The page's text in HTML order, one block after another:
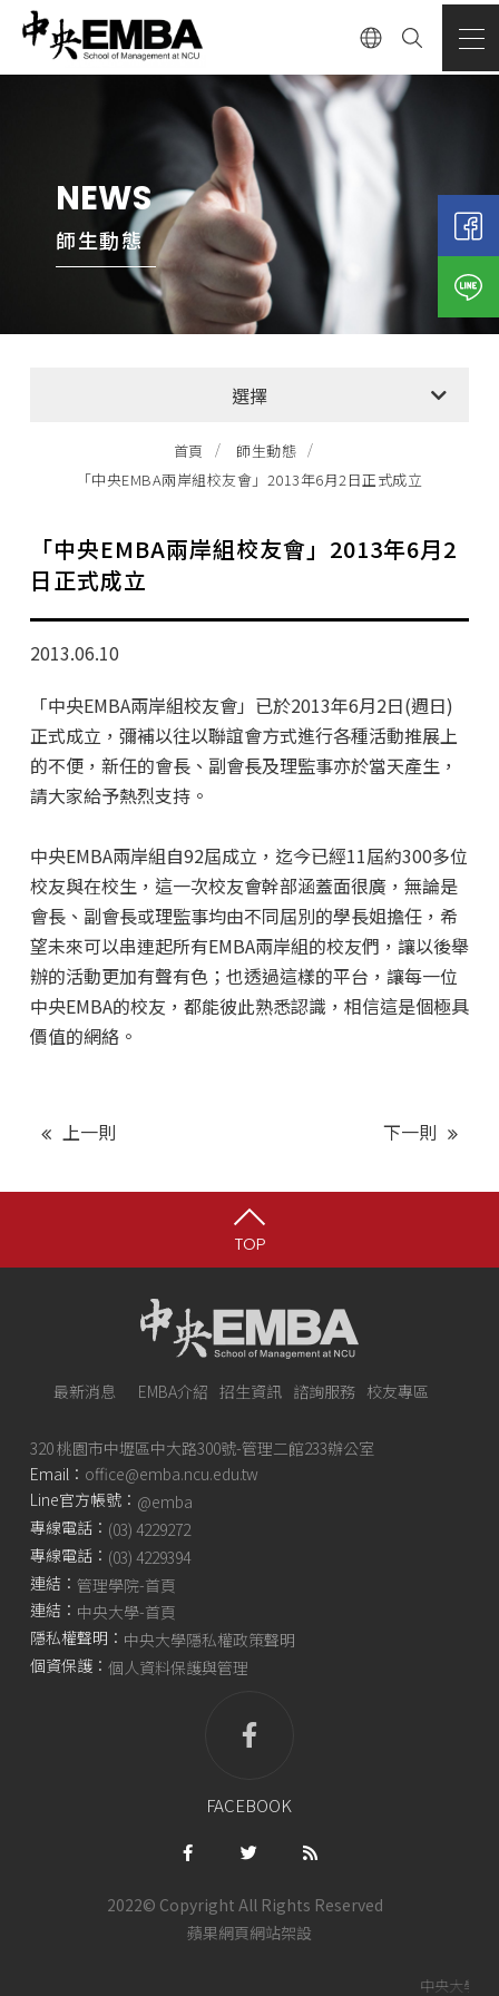
NEWS
師生動態
選擇
全部消息
EMBA招生公告
行政公告
師生動態
首頁
師生動態
「中央EMBA兩岸組校友會」2013年6月2日正式成立
「中央EMBA兩岸組校友會」2013年6月2
日正式成立
2013.06.10
「中央EMBA兩岸組校友會」已於2013年6月2日(週日)
正式成立，彌補以往以聯誼會方式進行各種活動推展上
的不便，新任的會長、副會長及理監事亦於當天產生，
請大家給予熱烈支持。
中央EMBA兩岸組自92屆成立，迄今已經11屆約300多位
校友與在校生，這一次校友會幹部涵蓋面很廣，無論是
會長、副會長或理監事均由不同屆別的學長姐擔任，希
望未來可以串連起所有EMBA兩岸組的校友們，讓以後舉
辦的活動更加有聲有色；也透過這樣的平台，讓每一位
中央EMBA的校友，都能彼此熟悉認識，相信這是個極具
價值的網絡。
上一則 下一則
TOP
2022© Copyright All Rights Reserved
蘋果網頁網站架設
最新消息 EMBA介紹 招生資訊 諮詢服務 校友專區
320 桃園市中壢區中大路300號-管理二館233辦公室
Email： office@emba.ncu.edu.tw
Line官方帳號： @emba
專線電話： (03) 4229272
專線電話： (03) 4229394
連結： 管理學院-首頁
連結： 中央大學-首頁
隱私權聲明： 中央大學隱私權政策聲明
個資保護： 個人資料保護與管理
FACEBOOK
中央大學管